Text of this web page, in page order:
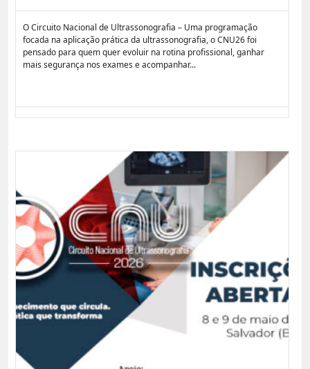
O Circuito Nacional de Ultrassonografia – Uma programação
focada na aplicação prática da ultrassonografia, o CNU26 foi
pensado para quem quer evoluir na rotina profissional, ganhar
mais segurança nos exames e acompanhar...